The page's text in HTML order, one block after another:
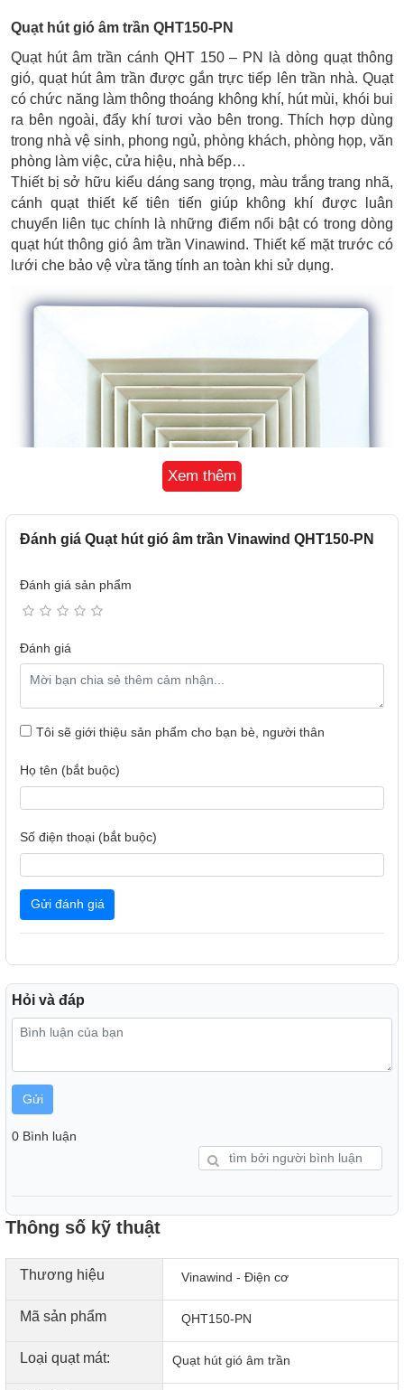
Quạt hút gió âm trần QHT150-PN
Quạt hút âm trần cánh QHT 150 – PN là dòng quạt thông
gió, quạt hút âm trần được gắn trực tiếp lên trần nhà. Quạt
có chức năng làm thông thoáng không khí, hút mùi, khói bui
ra bên ngoài, đẩy khí tươi vào bên trong. Thích hợp dùng
trong nhà vệ sinh, phong ngủ, phòng khách, phòng họp, văn
phòng làm việc, cửa hiệu, nhà bếp…
Thiết bị sở hữu kiểu dáng sang trọng, màu trắng trang nhã,
cánh quạt thiết kế tiên tiến giúp không khí được luân
chuyển liên tục chính là những điểm nổi bật có trong dòng
quạt hút thông gió âm trần Vinawind. Thiết kế mặt trước có
lưới che bảo vệ vừa tăng tính an toàn khi sử dụng.
Tính năng ổn định
không ảnh hưởng tới hoạt động sinh hoạt mọi người.
không thể nào bỏ qua dòng sản phẩm hữu ích này.
Xem thêm
Đánh giá Quạt hút gió âm trần Vinawind QHT150-PN
Đánh giá sản phẩm
Đánh giá
Tôi sẽ giới thiệu sản phẩm cho bạn bè, người thân
Họ tên (bắt buộc)
Số điện thoại (bắt buộc)
Gửi đánh giá
Hỏi và đáp
Gửi
0 Bình luận
Thông số kỹ thuật
Thương hiệu Vinawind - Ðiện cơ
Mã sản phẩm QHT150-PN
Loại quạt mát: Quạt hút gió âm trần